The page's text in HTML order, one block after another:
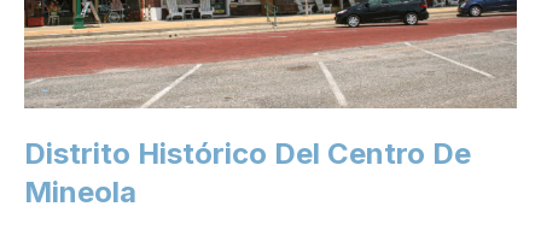
Distrito Histórico Del Centro De
Mineola